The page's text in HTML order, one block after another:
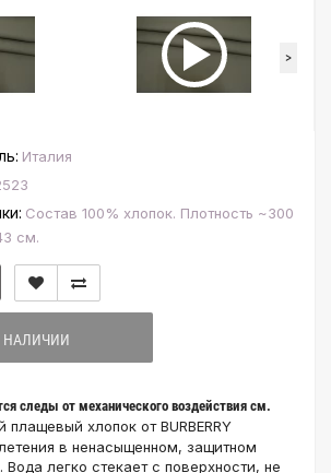
>
Италия
Состав 100% хлопок. Плотность ~300
см.
НАЛИЧИИ
следы от механического воздействия см.
плащевый хлопок от BURBERRY
в ненасыщенном, защитном
Вода легко стекает с поверхности, не